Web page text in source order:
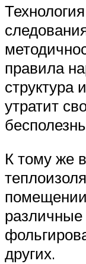
правила
структура
утратит
К тому же
других.